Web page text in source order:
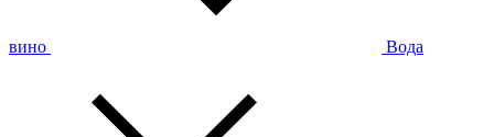
вино Вода